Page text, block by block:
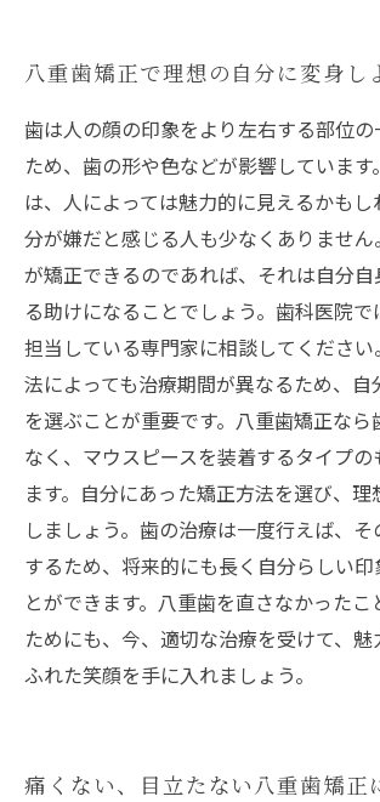
八重歯矯正で理想の自分に変身し
歯は人の顔の印象をより左右する部位の
ため、歯の形や色などが影響していま
は、人によっては魅力的に見えるかもし
分が嫌だと感じる人も少なくありませ
が矯正できるのであれば、それは自分
る助けになることでしょう。歯科医院で
担当している専門家に相談してくださ
法によっても治療期間が異なるため、自
を選ぶことが重要です。八重歯矯正なら
なく、マウスピースを装着するタイプの
ます。自分にあった矯正方法を選び、
しましょう。歯の治療は一度行えば、
するため、将来的にも長く自分らしい
とができます。八重歯を直さなかった
ためにも、今、適切な治療を受けて、魅
ふれた笑顔を手に入れましょう。
痛くない、目立たない八重歯矯正